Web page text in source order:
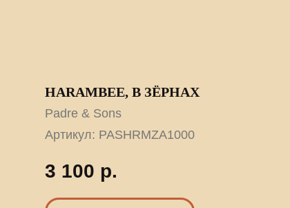
HARAMBEE, В ЗЁРНАХ
Padre & Sons
Артикул: PASHRMZA1000
3 100 р.